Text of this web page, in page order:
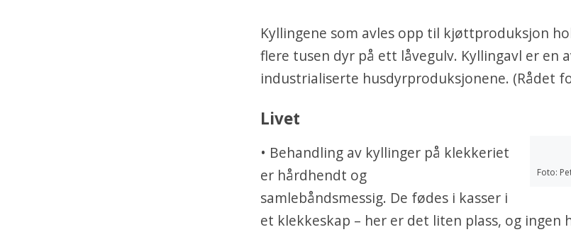
Kyllingene som avles opp til kjøttproduksjon
flere tusen dyr på ett låvegulv. Kyllingavl er en
industrialiserte husdyrproduksjonene. (Rådet
Livet
Foto:
• Behandling av kyllinger på klekkeriet
er hårdhendt og
samlebåndsmessig. De fødes i kasser i
et klekkeskap – her er det liten plass, og ingen